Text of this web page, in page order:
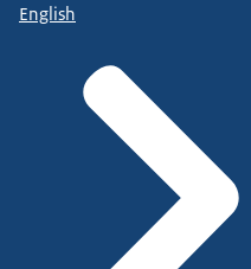
English